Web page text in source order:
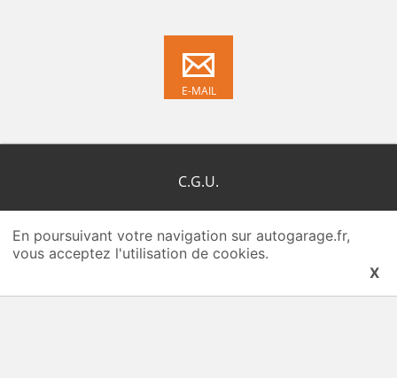
E-MAIL
En poursuivant votre navigation sur autogarage.fr,
vous acceptez l'utilisation de cookies.
X
C.G.U.
Qui-sommes-nous ?
Plan du site